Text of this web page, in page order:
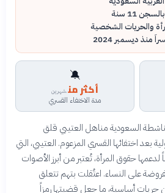
11 سنة
والحريات الشخصية
منذ ديسمبر 2024
🔕
أكثر منشهرين
مدة الاختفاء القسري
حالة الناشطة السعودية مناهل العتيبي قلق
اختفائها القسري المزعوم. العتيبي، التي
بالسجن 11 عاماً لدعمها حقوق المرأة، تُعتبر من أبرز الأصوات
على النساء. اعتُقلت بتهم تتعلق
حريات أساسية، ما جعل قضيتها رمزاً